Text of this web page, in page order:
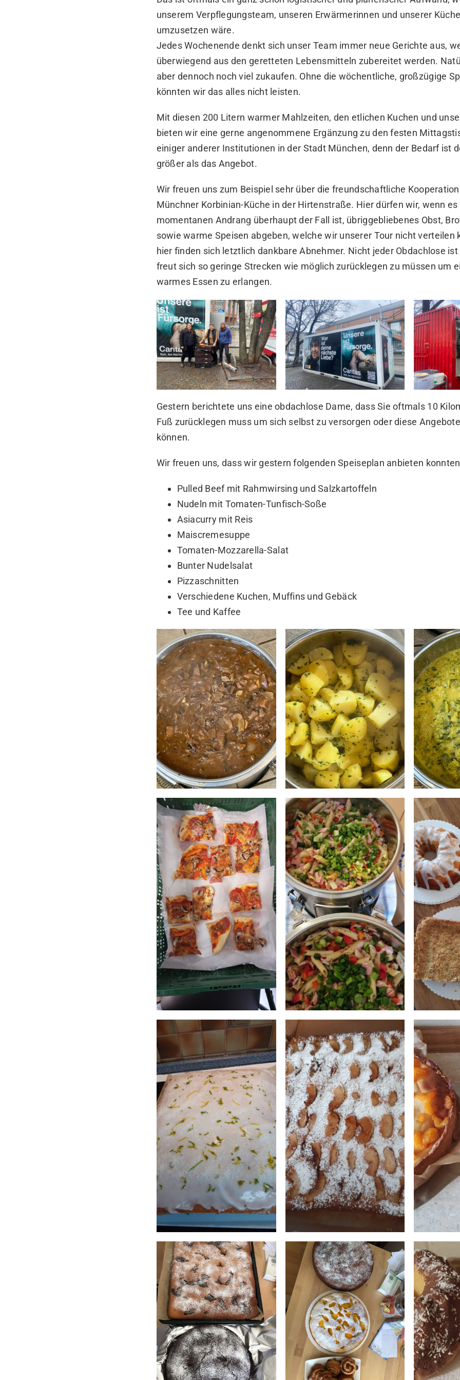
unserem Verpflegungsteam, unseren Erwärmerinnen und unserer
umzusetzen wäre.
Jedes Wochenende denkt sich unser Team immer neue Gerichte aus,
überwiegend aus den geretteten Lebensmitteln zubereitet werden.
aber dennoch noch viel zukaufen. Ohne die wöchentliche, großzügige
könnten wir das alles nicht leisten.
Mit diesen 200 Litern warmer Mahlzeiten, den etlichen Kuchen und
bieten wir eine gerne angenommene Ergänzung zu den festen
einiger anderer Institutionen in der Stadt München, denn der Bedarf ist
größer als das Angebot.
Wir freuen uns zum Beispiel sehr über die freundschaftliche
Münchner Korbinian-Küche in der Hirtenstraße. Hier dürfen wir, wenn
momentanen Andrang überhaupt der Fall ist, übriggebliebenes Obst,
sowie warme Speisen abgeben, welche wir unserer Tour nicht verteilen
hier finden sich letztlich dankbare Abnehmer. Nicht jeder Obdachlose
freut sich so geringe Strecken wie möglich zurücklegen zu müssen um
warmes Essen zu erlangen.
Gestern berichtete uns eine obdachlose Dame, dass Sie oftmals 10
Fuß zurücklegen muss um sich selbst zu versorgen oder diese
können.
Wir freuen uns, dass wir gestern folgenden Speiseplan anbieten
Pulled Beef mit Rahmwirsing und Salzkartoffeln
Nudeln mit Tomaten-Tunfisch-Soße
Asiacurry mit Reis
Maiscremesuppe
Tomaten-Mozzarella-Salat
Bunter Nudelsalat
Pizzaschnitten
Verschiedene Kuchen, Muffins und Gebäck
Tee und Kaffee